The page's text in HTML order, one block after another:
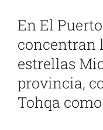
En El
concentran
estrellas
provincia,
Tohqa